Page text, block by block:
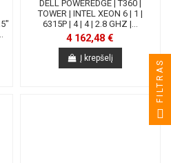
DELL POWEREDGE | T360 |
TOWER | INTEL XEON 6 | 1 |
6315P | 4 | 4 | 2.8 GHZ |...
4 162,48 €
Į krepšelį
FILTRAS